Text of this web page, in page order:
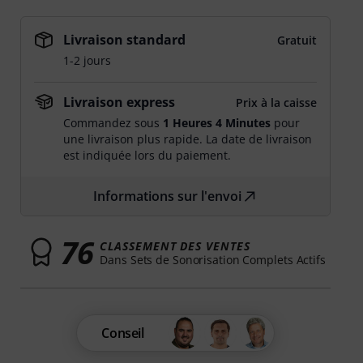
Livraison standard
Gratuit
1-2 jours
Livraison express
Prix à la caisse
Commandez sous 1 Heures 4 Minutes pour
une livraison plus rapide. La date de livraison
est indiquée lors du paiement.
Informations sur l'envoi
76 CLASSEMENT DES VENTES
Dans Sets de Sonorisation Complets Actifs
Conseil